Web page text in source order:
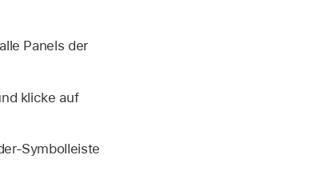
Panels der
klicke auf
Symbolleiste